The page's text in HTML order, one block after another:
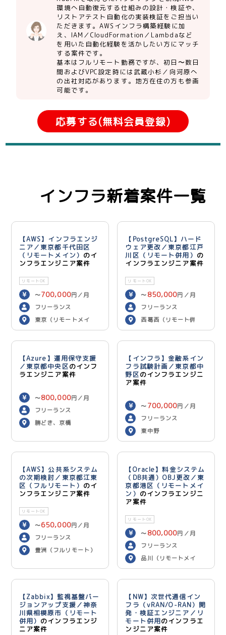
環境へ自動復元する仕組みの設計・検証や、
リストアテスト自動化の実装検証をご担当い
ただきます。AWSインフラ構築経験に加
え、IAM／CloudFormation／Lambdaなど
を用いた自動化経験を活かしたい方にマッチ
する案件です。
基本はフルリモート勤務ですが、初日〜数日
間およびVPC設定時には武蔵小杉／向河原へ
の出社対応があります。地方在住の方も参画
可能です。
応募する(無料会員登録)
インフラ新着案件一覧
【AWS】インフラエンジ
ニア／東京都千代田区
（リモートメイン） のイ
ンフラエンジニア案件
リモートOK
〜700,000円／月
フリーランス
東京（リモートメイ
ン）
【PostgreSQL】ハード
ウェア更改／東京都江戸
川区（リモート併用） の
インフラエンジニア案件
リモートOK
〜 850,000円／月
フリーランス
西葛西（リモート併
用）
【Azure】運用保守支援
／東京都中央区のインフ
ラエンジニア案件
〜800,000円／月
フリーランス
勝どき、京橋
【インフラ】金融系イン
フラ試験計画／東京都中
野区のインフラエンジニ
ア案件
〜 700,000円／月
フリーランス
東中野
【AWS】公共系システム
の次期検討／東京都江東
区（フルリモート） のイ
ンフラエンジニア案件
リモートOK
〜650,000円／月
フリーランス
豊洲（フルリモート）
【Oracle】料金システム
（DB共通）OBJ更改／東
京都港区（リモートメイ
ン） のインフラエンジニ
ア案件
リモートOK
〜 800,000円／月
フリーランス
品川（リモートメイ
ン）
【Zabbix】監視基盤バー
ジョンアップ支援／神奈
川県相模原市（リモート
併用） のインフラエンジ
ニア案件
【NW】次世代通信イン
フラ（vRAN/O-RAN）開
発・検証エンジニア／リ
モート併用のインフラエ
ンジニア案件